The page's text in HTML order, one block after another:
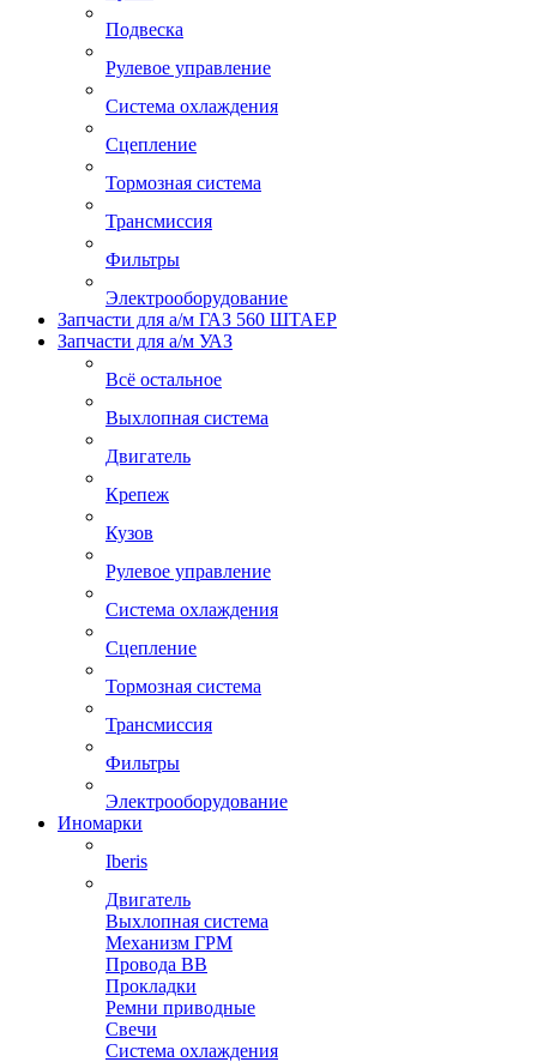
Подвеска
Рулевое управление
Система охлаждения
Сцепление
Тормозная система
Трансмиссия
Фильтры
Электрооборудование
Запчасти для а/м ГАЗ 560 ШТАЕР
Запчасти для а/м УАЗ
Всё остальное
Выхлопная система
Двигатель
Крепеж
Кузов
Рулевое управление
Система охлаждения
Сцепление
Тормозная система
Трансмиссия
Фильтры
Электрооборудование
Иномарки
Iberis
Двигатель
Выхлопная система
Механизм ГРМ
Провода ВВ
Прокладки
Ремни приводные
Свечи
Система охлаждения